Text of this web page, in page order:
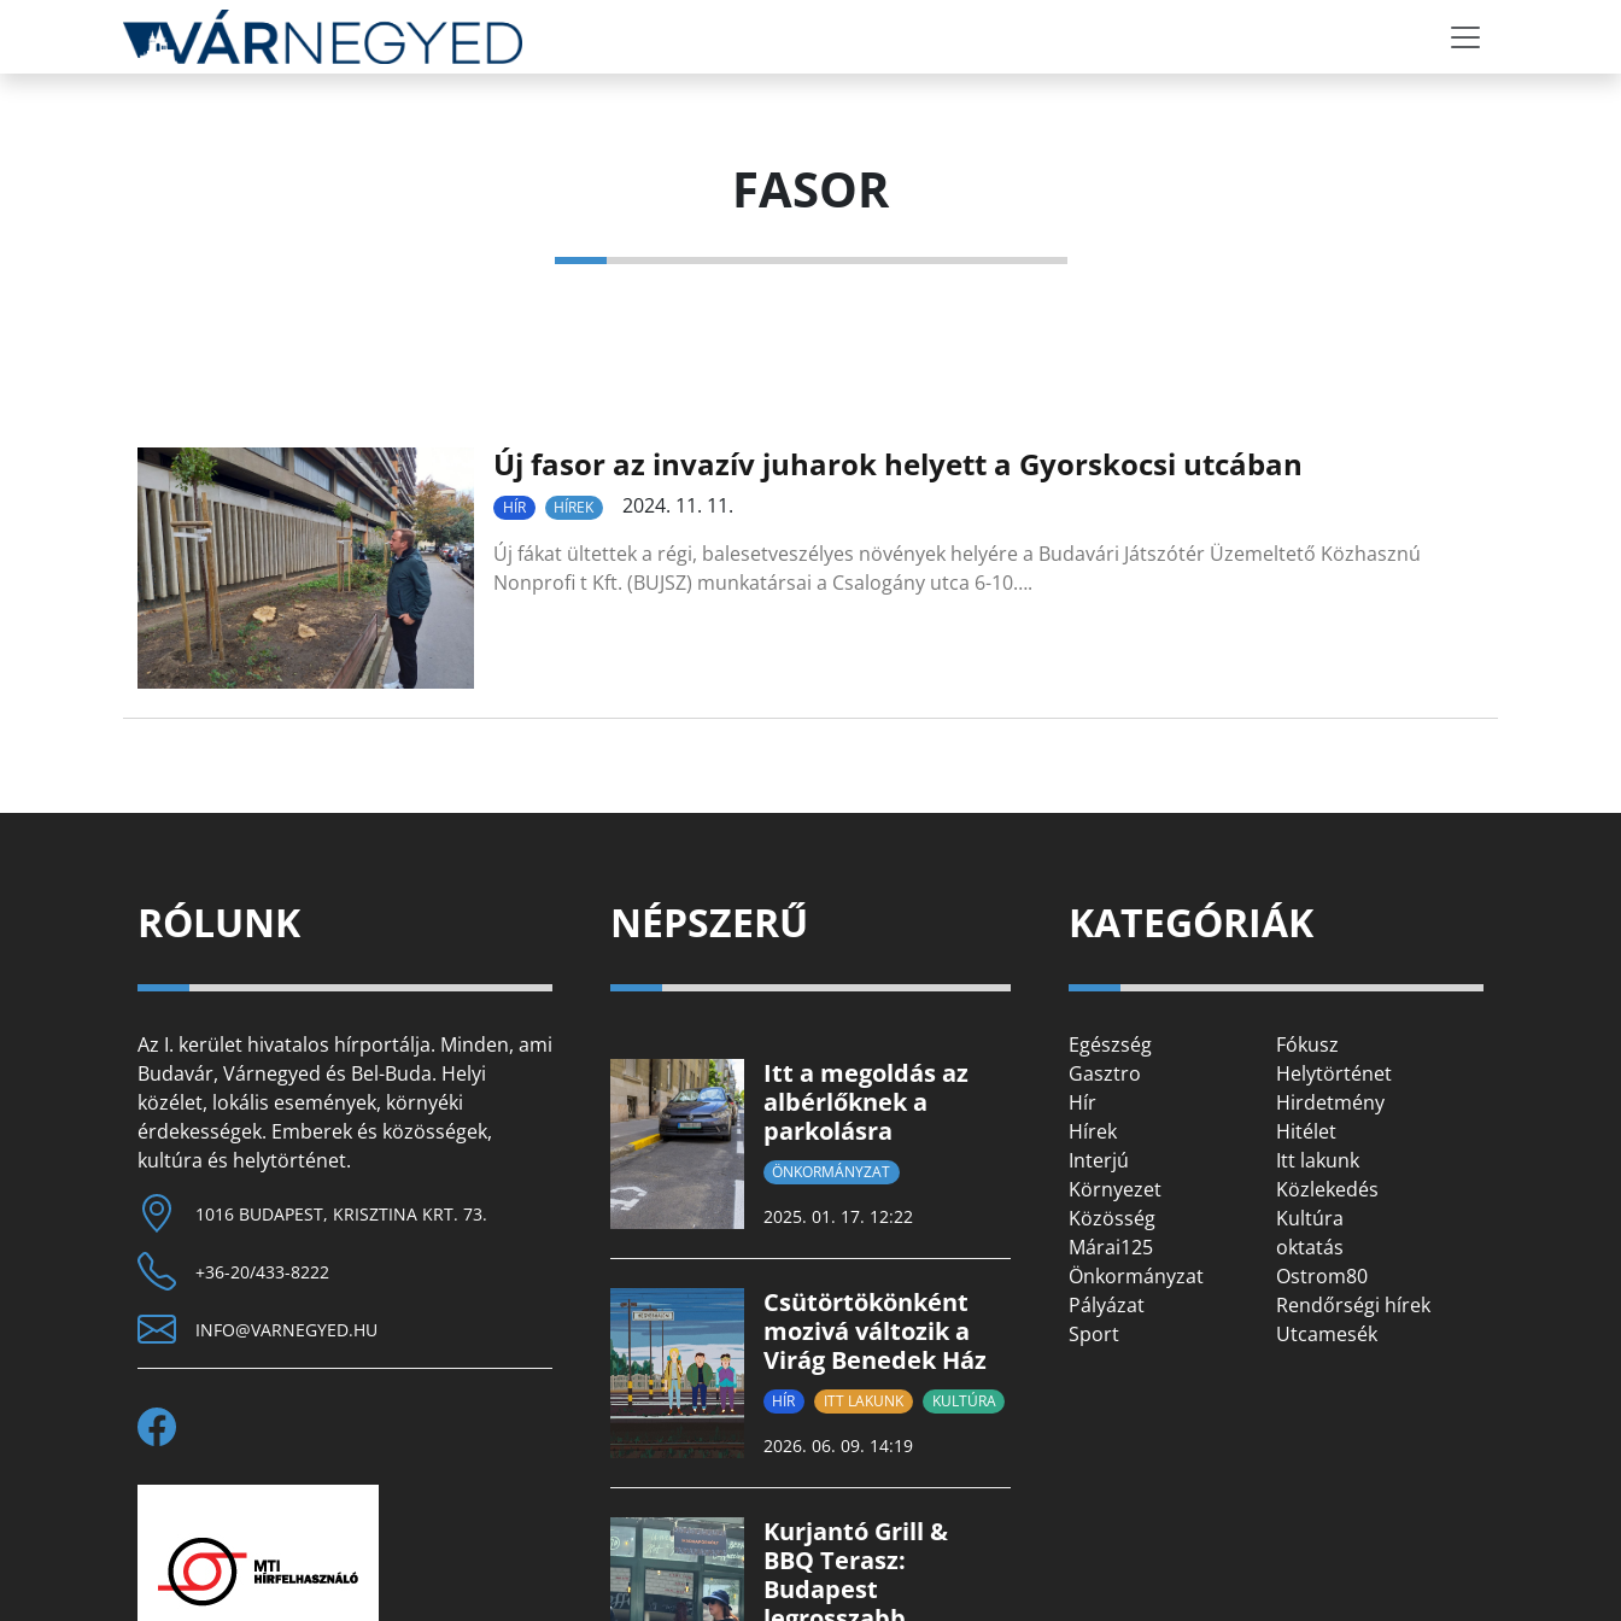
FASOR
Új fasor az invazív juharok helyett a Gyorskocsi utcában
HÍR HÍREK
2024. 11. 11.
Új fákat ültettek a régi, balesetveszélyes növények helyére a Budavári Játszótér Üzemeltető Közhasznú
Nonprofi t Kft. (BUJSZ) munkatársai a Csalogány utca 6-10….
RÓLUNK
Az I. kerület hivatalos hírportálja. Minden, ami
Budavár, Várnegyed és Bel-Buda. Helyi
közélet, lokális események, környéki
érdekességek. Emberek és közösségek,
kultúra és helytörténet.
1016 BUDAPEST, KRISZTINA KRT. 73.
+36-20/433-8222
INFO@VARNEGYED.HU
NÉPSZERŰ
Itt a megoldás az
albérlőknek a
parkolásra
ÖNKORMÁNYZAT
2025. 01. 17. 12:22
Csütörtökönként
mozivá változik a
Virág Benedek Ház
HÍR ITT LAKUNK KULTÚRA
2026. 06. 09. 14:19
Kurjantó Grill &
BBQ Terasz:
Budapest
KATEGÓRIÁK
Egészség
Fókusz
Gasztro
Helytörténet
Hír
Hirdetmény
Hírek
Hitélet
Interjú
Itt lakunk
Környezet
Közlekedés
Közösség
Kultúra
Márai125
oktatás
Önkormányzat
Ostrom80
Pályázat
Rendőrségi hírek
Sport
Utcamesék